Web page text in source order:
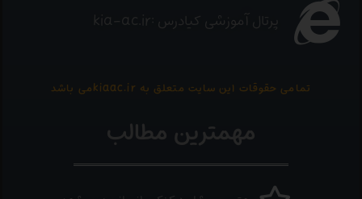
پرتال آموزشی کیادرس :kia-ac.ir
تمامی حقوقات این سایت متعلق به kiaac.irمی باشد
مهمترین مطالب